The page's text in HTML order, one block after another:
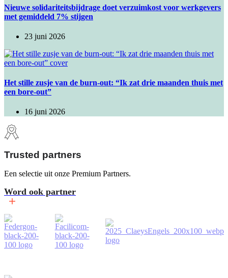
​Nieuwe solidariteitsbijdrage doet verzuimkost voor werkgevers
met gemiddeld 7% stijgen
23 juni 2026
Het stille zusje van de burn-out: “Ik zat drie maanden thuis met
een bore-out”
16 juni 2026
Trusted partners
Een selectie uit onze Premium Partners.
Word ook partner